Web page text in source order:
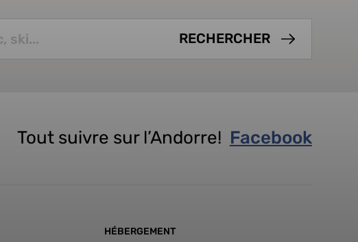
Tout suivre sur l’Andorre! Facebook
HÉBERGEMENT